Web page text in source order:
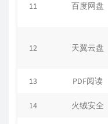
11 百度网盘
12 天翼云盘
13 PDF阅读
14 火绒安全